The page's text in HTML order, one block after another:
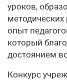
уроков,
опыт
который
достоянием
Конкурс